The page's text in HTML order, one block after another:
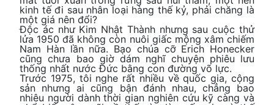
kinh tế đi sau nhân loại hàng thế kỷ, phải chăng là
một giá nên đổi?
Độc ác như Kim Nhật Thành nhưng sau cuộc thử
lửa 1950 đã không còn nuôi giấc mộng xâm chiếm
Nam Hàn lần nữa. Bạo chúa cỡ Erich Honecker
cũng chưa bao giờ dám nghĩ chuyện phiêu lưu
thống nhất nước Đức bằng con đường võ lực.
Trước 1975, tôi nghe rất nhiều về quốc gia, cộng
sản nhưng ai cũng bận đánh nhau, chẳng bao
nhiêu người dành thời gian nghiên cứu kỹ càng và